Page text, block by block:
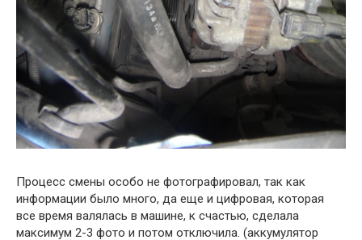
Процесс смены особо не фотографировал, так как
информации было много, да еще и цифровая, которая
все время валялась в машине, к счастью, сделала
максимум 2-3 фото и потом отключила. (аккумулятор